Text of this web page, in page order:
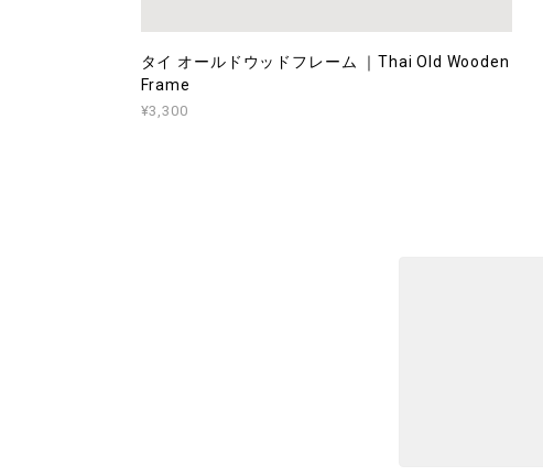
タイ オールドウッドフレーム ｜Thai Old Wooden
Frame
¥3,300